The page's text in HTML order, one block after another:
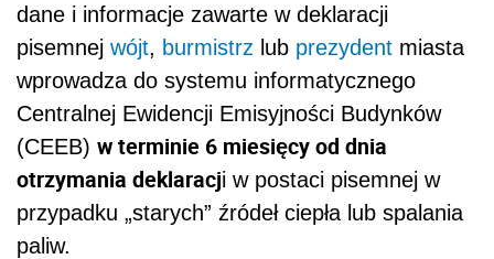
dane i informacje zawarte w deklaracji
pisemnej wójt, burmistrz lub prezydent miasta
wprowadza do systemu informatycznego
Centralnej Ewidencji Emisyjności Budynków
(CEEB) w terminie 6 miesięcy od dnia
otrzymania deklaracji w postaci pisemnej w
przypadku „starych” źródeł ciepła lub spalania
paliw.